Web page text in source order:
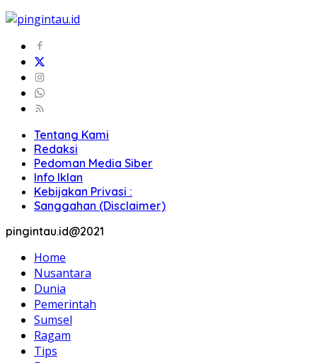
Tentang Kami
Redaksi
Pedoman Media Siber
Info Iklan
Kebijakan Privasi :
Sanggahan (Disclaimer)
pingintau.id@2021
Home
Nusantara
Dunia
Pemerintah
Sumsel
Ragam
Tips